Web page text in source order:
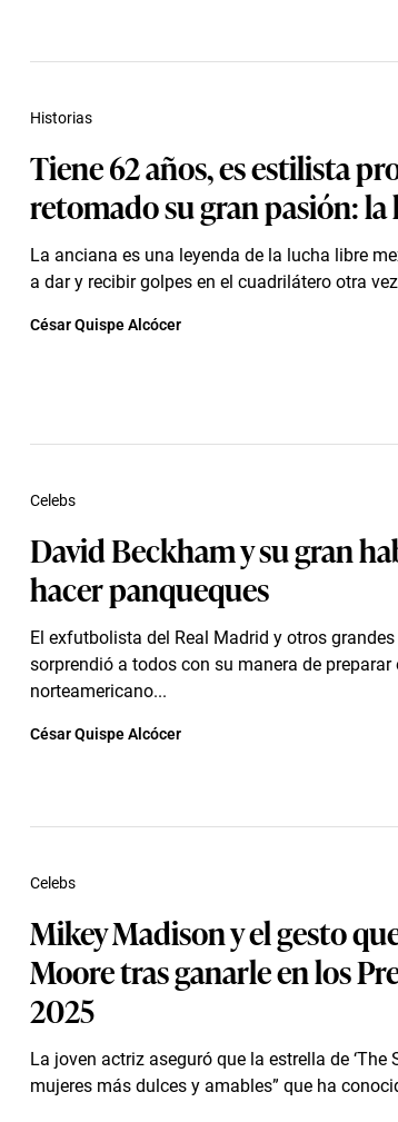
Tiene 62 años, es estilista
retomado su gran pasión:
La anciana es una leyenda de la lucha libre
a dar y recibir golpes en el cuadrilátero otra
Historias
César Quispe Alcócer
David Beckham y su gran
hacer panqueques
El exfutbolista del Real Madrid y otros
sorprendió a todos con su manera de
norteamericano...
Celebs
César Quispe Alcócer
Mikey Madison y el gesto
Moore tras ganarle en los
2025
La joven actriz aseguró que la estrella de ‘The
mujeres más dulces y amables” que ha
Celebs